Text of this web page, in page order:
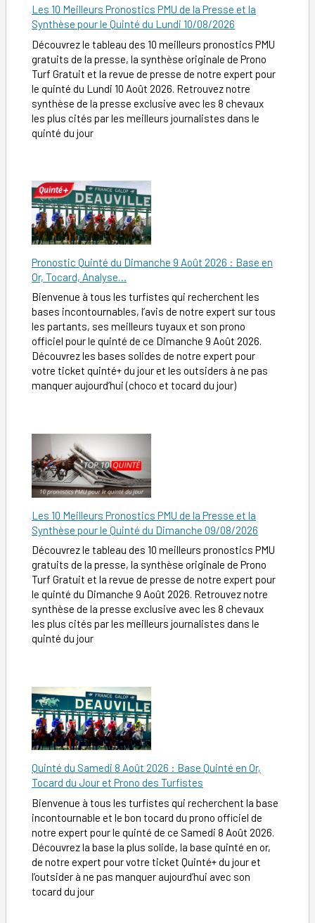
Les 10 Meilleurs Pronostics PMU de la Presse et la
Synthèse pour le Quinté du Lundi 10/08/2026
Découvrez le tableau des 10 meilleurs pronostics PMU
gratuits de la presse, la synthèse originale de Prono
Turf Gratuit et la revue de presse de notre expert pour
le quinté du Lundi 10 Août 2026. Retrouvez notre
synthèse de la presse exclusive avec les 8 chevaux
les plus cités par les meilleurs journalistes dans le
quinté du jour
Pronostic Quinté du Dimanche 9 Août 2026 : Base en
Or, Tocard, Analyse…
Bienvenue à tous les turfistes qui recherchent les
bases incontournables, l’avis de notre expert sur tous
les partants, ses meilleurs tuyaux et son prono
officiel pour le quinté de ce Dimanche 9 Août 2026.
Découvrez les bases solides de notre expert pour
votre ticket quinté+ du jour et les outsiders à ne pas
manquer aujourd’hui (choco et tocard du jour)
Les 10 Meilleurs Pronostics PMU de la Presse et la
Synthèse pour le Quinté du Dimanche 09/08/2026
Découvrez le tableau des 10 meilleurs pronostics PMU
gratuits de la presse, la synthèse originale de Prono
Turf Gratuit et la revue de presse de notre expert pour
le quinté du Dimanche 9 Août 2026. Retrouvez notre
synthèse de la presse exclusive avec les 8 chevaux
les plus cités par les meilleurs journalistes dans le
quinté du jour
Quinté du Samedi 8 Août 2026 : Base Quinté en Or,
Tocard du Jour et Prono des Turfistes
Bienvenue à tous les turfistes qui recherchent la base
incontournable et le bon tocard du prono officiel de
notre expert pour le quinté de ce Samedi 8 Août 2026.
Découvrez la base la plus solide, la base quinté en or,
de notre expert pour votre ticket Quinté+ du jour et
l’outsider à ne pas manquer aujourd’hui avec son
tocard du jour